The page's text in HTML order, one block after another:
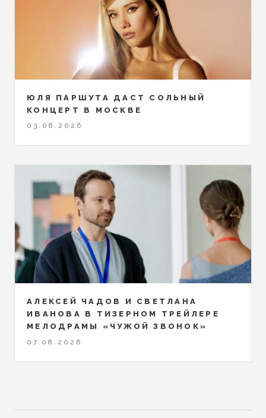
ЮЛЯ ПАРШУТА ДАСТ СОЛЬНЫЙ
КОНЦЕРТ В МОСКВЕ
03.08.2026
АЛЕКСЕЙ ЧАДОВ И СВЕТЛАНА
ИВАНОВА В ТИЗЕРНОМ ТРЕЙЛЕРЕ
МЕЛОДРАМЫ «ЧУЖОЙ ЗВОНОК»
07.08.2026